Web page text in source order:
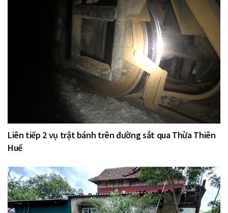
Liên tiếp 2 vụ trật bánh trên đường sắt qua Thừa Thiên
Huế